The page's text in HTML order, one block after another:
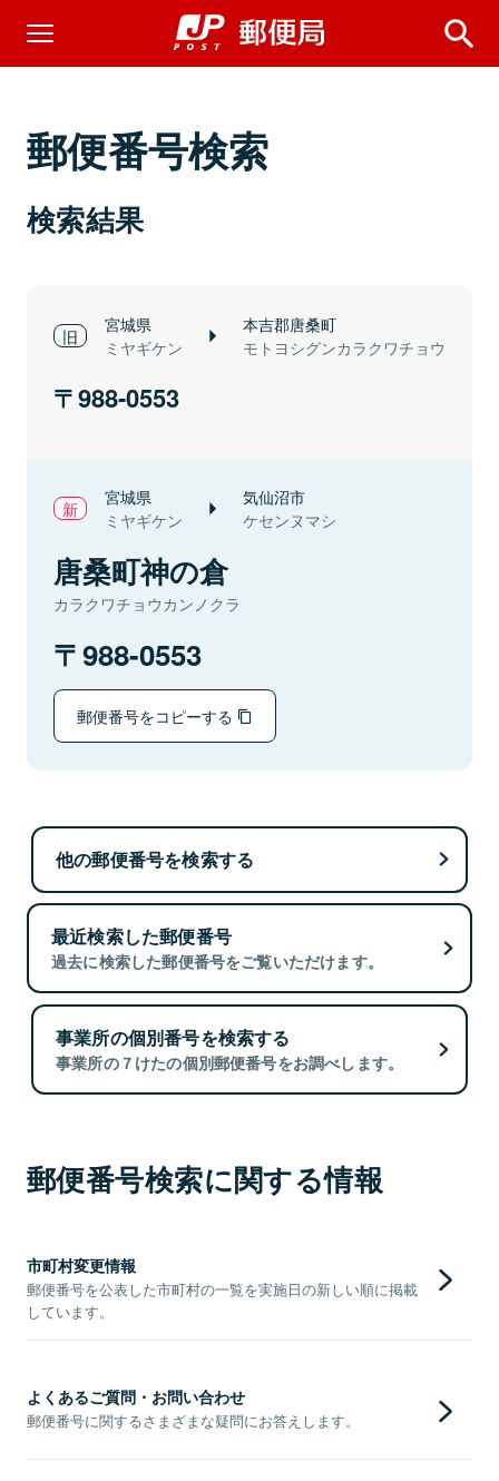
郵便番号検索
検索結果
宮城県
ミヤギケン
本吉郡唐桑町
モトヨシグンカラクワチョウ
988-0553
宮城県
ミヤギケン
気仙沼市
ケセンヌマシ
唐桑町神の倉
カラクワチョウカンノクラ
988-0553
郵便番号をコピーする
他の郵便番号を検索する
最近検索した郵便番号
過去に検索した郵便番号をご覧いただけます。
事業所の個別番号を検索する
事業所の７けたの個別郵便番号をお調べします。
郵便番号検索に関する情報
市町村変更情報
郵便番号を公表した市町村の一覧を実施日の新しい順に掲載
しています。
よくあるご質問・お問い合わせ
郵便番号に関するさまざまな疑問にお答えします。